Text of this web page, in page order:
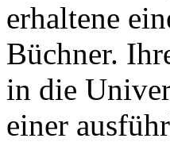
erhaltene
Büchner.
in die
einer